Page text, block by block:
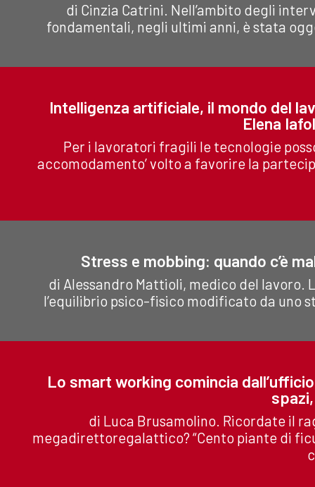
di Cinzia Catrini. Nell’ambito degli
fondamentali, negli ultimi anni, è stata
Intelligenza artificiale, il mondo del
Elena
Per i lavoratori fragili le tecnologie
accomodamento’ volto a favorire la
Stress e mobbing: quando c’è
di Alessandro Mattioli, medico del lavoro.
l’equilibrio psico-fisico modificato da uno
Lo smart working comincia
di Luca Brusamolino. Ricordate il
megadirettoregalattico? “Cento piante di